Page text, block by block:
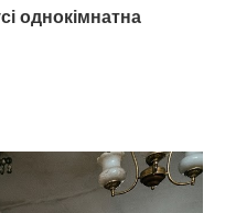
однокімнатна